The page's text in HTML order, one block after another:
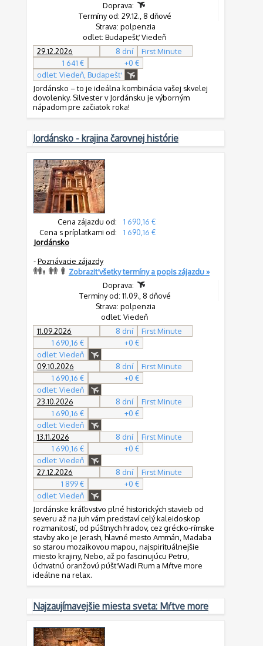
Doprava:
Termíny od: 29.12., 8 dňové
Strava: polpenzia
odlet: Budapešť, Viedeň
29.12.2026
8 dní
First Minute
1 641 €
+0 €
odlet: Viedeň, Budapešť
Jordánsko – to je ideálna kombinácia vašej skvelej
dovolenky. Silvester v Jordánsku je výborným
nápadom pre začiatok roka!
Jordánsko - krajina čarovnej histórie
Cena zájazdu od:
1 690,16 €
Cena s príplatkami od:
1 690,16 €
Jordánsko
-Poznávacie zájazdy
Zobraziť všetky termíny a popis zájazdu »
Doprava:
Termíny od: 11.09., 8 dňové
Strava: polpenzia
odlet: Viedeň
11.09.2026
8 dní
First Minute
1 690,16 €
+0 €
odlet: Viedeň
09.10.2026
8 dní
First Minute
1 690,16 €
+0 €
odlet: Viedeň
23.10.2026
8 dní
First Minute
1 690,16 €
+0 €
odlet: Viedeň
13.11.2026
8 dní
First Minute
1 690,16 €
+0 €
odlet: Viedeň
27.12.2026
8 dní
First Minute
1 899 €
+0 €
odlet: Viedeň
Jordánske kráľovstvo plné historických stavieb od
severu až na juh vám predstaví celý kaleidoskop
rozmanitostí, od púštnych hradov, cez grécko-rímske
stavby ako je Jerash, hlavné mesto Ammán, Madaba
so starou mozaikovou mapou, najspirituálnejšie
miesto krajiny, Nebo, až po fascinujúcu Petru,
úchvatnú oranžovú púšť Wadi Rum a Mŕtve more
ideálne na relax.
Najzaujímavejšie miesta sveta: Mŕtve more